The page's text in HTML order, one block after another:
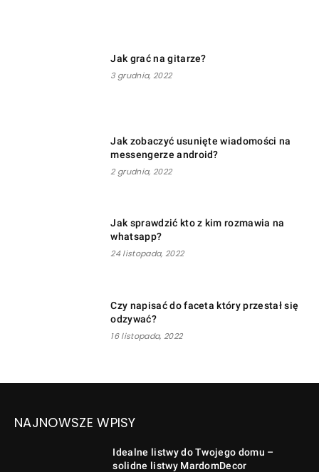
Jak grać na gitarze?
3 grudnia, 2022
Jak zobaczyć usunięte wiadomości na
messengerze android?
2 grudnia, 2022
Jak sprawdzić kto z kim rozmawia na
whatsapp?
24 listopada, 2022
Czy napisać do faceta który przestał się
odzywać?
16 listopada, 2022
NAJNOWSZE WPISY
Idealne listwy do Twojego domu –
solidne listwy MardomDecor